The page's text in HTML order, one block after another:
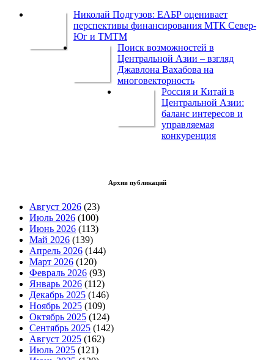
Николай Подгузов: ЕАБР оценивает
перспективы финансирования МТК Север-
Юг и ТМТМ
Поиск возможностей в
Центральной Азии – взгляд
Джавлона Вахабова на
многовекторность
Россия и Китай в
Центральной Азии:
баланс интересов и
управляемая
конкуренция
Архив публикаций
Август 2026 (23)
Июль 2026 (100)
Июнь 2026 (113)
Май 2026 (139)
Апрель 2026 (144)
Март 2026 (120)
Февраль 2026 (93)
Январь 2026 (112)
Декабрь 2025 (146)
Ноябрь 2025 (109)
Октябрь 2025 (124)
Сентябрь 2025 (142)
Август 2025 (162)
Июль 2025 (121)